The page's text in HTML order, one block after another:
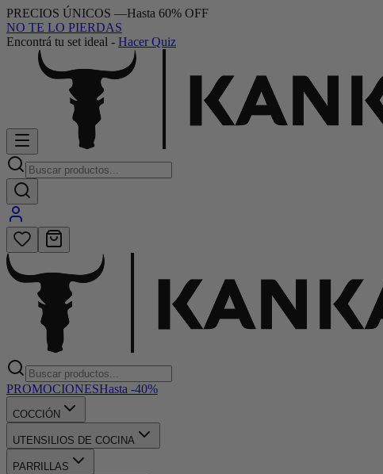
PRECIOS ÚNICOS —Hasta 60% OFF
NO TE LO PIERDAS
Encontrá tu set ideal - Hacer Quiz
PROMOCIONESHasta -40%
COCCIÓN
UTENSILIOS DE COCINA
PARRILLAS